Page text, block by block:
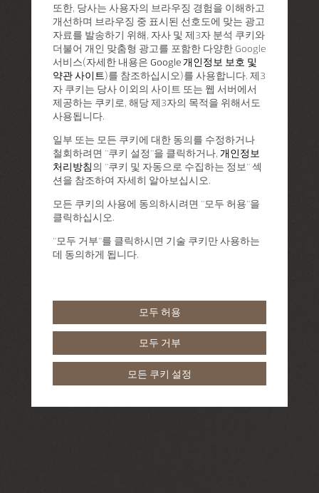
또한, 당사는 사용자의 브라우징 경험을 이해하고
개선하며 브라우징 중 표시된 선호도에 맞는 광고
자료를 발송하기 위해, 자사 및 제3자 분석 쿠키와
더불어 개인 맞춤형 광고를 포함한 다양한 Google
서비스(자세한 내용은 Google 개인정보 보호 및
약관 사이트)를 참조하십시오)를 사용합니다. 제3
자 쿠키는 당사 이외의 사이트 또는 웹 서버에서
제공하는 쿠키로, 해당 제3자의 목적을 위해서도
사용됩니다.
일부 또는 모든 쿠키에 대한 동의를 수정하거나
철회하려면 "쿠키 설정"을 클릭하거나, 개인정보
처리방침의 "쿠키 및 자동으로 수집하는 정보" 섹
션을 참조하여 자세히 알아보십시오.
모든 쿠키의 사용에 동의하시려면 "모두 허용"을
클릭하십시오.
"모두 거부"를 클릭하시면 기술 쿠키만 사용하는
데 동의하게 됩니다.
모두 허용
모두 거부
모든 쿠키 설정